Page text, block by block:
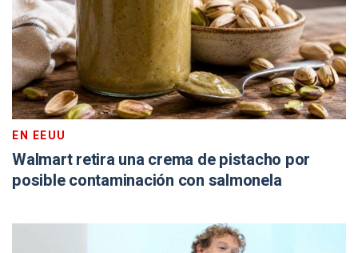
EN EEUU
Walmart retira una crema de pistacho por
posible contaminación con salmonela